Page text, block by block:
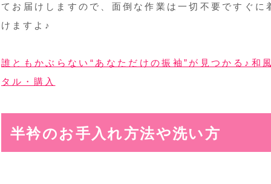
てお届けしますので、面倒な作業は一切不要ですぐに
けますよ♪
誰ともかぶらない“あなただけの振袖”が見つかる♪和
タル・購入
半衿のお手入れ方法や洗い方